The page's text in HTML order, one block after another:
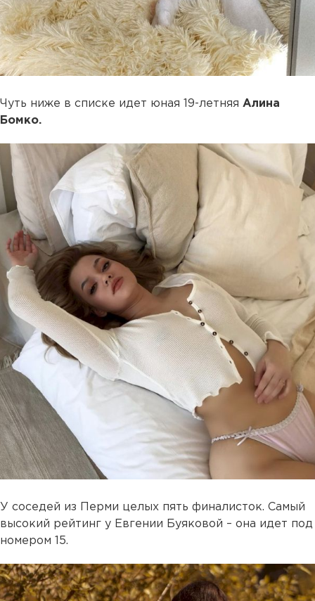
Чуть ниже в списке идет юная 19-летняя Алина
Бомко.
У соседей из Перми целых пять финалисток. Самый
высокий рейтинг у Евгении Буяковой – она идет под
номером 15.